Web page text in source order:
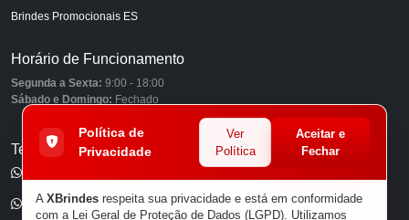
Brindes Promocionais ES
Horário de Funcionamento
Segunda a Sexta: 9:00 - 18:00
Sábado e Domingo: Fechado
Telefones
(11) 96585-7462
Política de
Privacidade
Ver
Política
Aceitar e
Fechar
A XBrindes respeita sua privacidade e está em conformidade
com a Lei Geral de Proteção de Dados (LGPD). Utilizamos